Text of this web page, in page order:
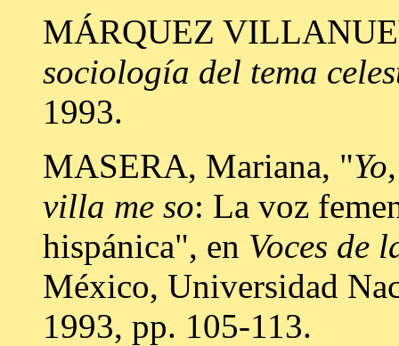
MÁRQUEZ
sociología del tema
1993.
MASERA, Mariana, "
villa me so: La voz
hispánica", en Voces de
México, Universidad
1993, pp. 105-113.